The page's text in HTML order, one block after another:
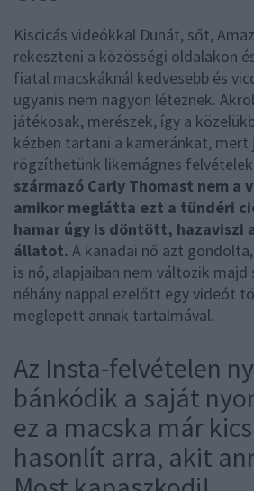
Kiscicás videókkal Dunát, sőt,
rekeszteni a közösségi oldalakon
fiatal macskáknál kedvesebb és
ugyanis nem nagyon léteznek.
játékosak, merészek, így a
kézben tartani a kameránkat, mert
rögzíthetünk likemágnes
származó Carly Thomast nem
amikor meglátta ezt a tündéri
hamar úgy is döntött, hazaviszi
állatot. A kanadai nő azt
is nő, alapjaiban nem változik
néhány nappal ezelőtt egy videót
meglepett annak tartalmával.
Az Insta-felvételen
bánkódik a saját
ez a macska már
hasonlít arra, akit